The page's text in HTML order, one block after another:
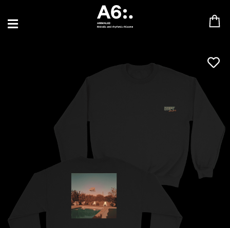
BLU SAMU
JOHAN PAPACONSTANTINO
MERYEM ABOULOUAFA
MYTH SYZER
PARA ONE
THE BLAZE
THOMAS DE POURQUERY